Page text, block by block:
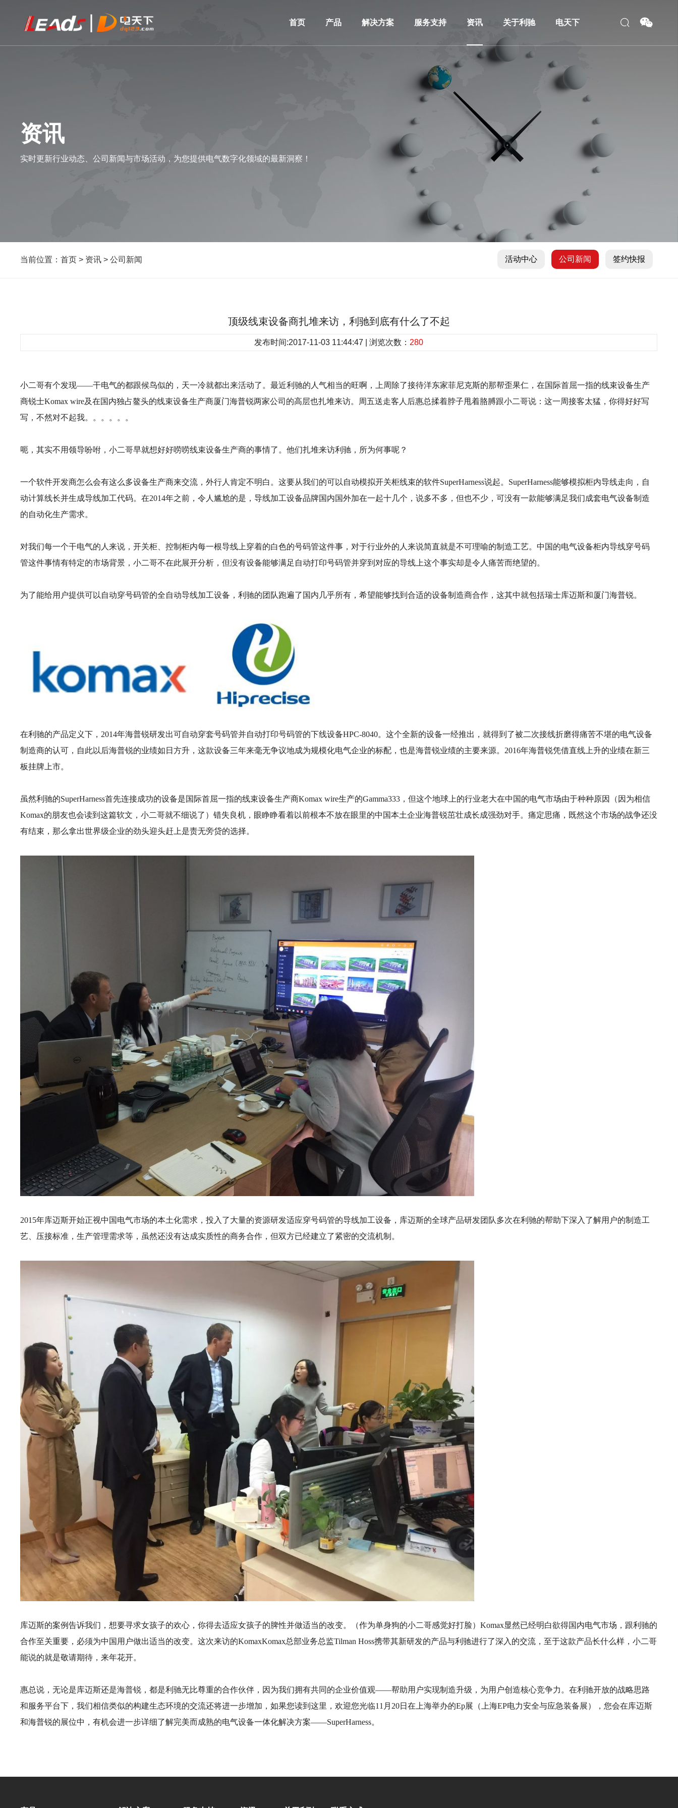
首页 产品 解决方案 服务支持 资讯 关于利驰 电天下
资讯
实时更新行业动态、公司新闻与市场活动，为您提供电气数字化领域的最新洞察！
当前位置：首页 > 资讯 >公司新闻 活动中心 公司新闻 签约快报
顶级线束设备商扎堆来访，利驰到底有什么了不起
发布时间:2017-11-03 11:44:47 | 浏览次数： 280
小二哥有个发现——干电气的都跟候鸟似的，天一冷就都出来活动了。最近利驰的人气相当的旺啊，上周除了接待洋东家菲尼克斯的那帮歪果仁，在国际首屈一指的线束设备生产
商锐士Komax wire及在国内独占鳌头的线束设备生产商厦门海普锐两家公司的高层也扎堆来访。周五送走客人后惠总揉着脖子甩着胳膊跟小二哥说：这一周接客太猛，你得好好写
写，不然对不起我。。。。。。
呃，其实不用领导吩咐，小二哥早就想好好唠唠线束设备生产商的事情了。他们扎堆来访利驰，所为何事呢？
一个软件开发商怎么会有这么多设备生产商来交流，外行人肯定不明白。这要从我们的可以自动模拟开关柜线束的软件SuperHarness说起。SuperHarness能够模拟柜内导线走向，自
动计算线长并生成导线加工代码。在2014年之前，令人尴尬的是，导线加工设备品牌国内国外加在一起十几个，说多不多，但也不少，可没有一款能够满足我们成套电气设备制造
的自动化生产需求。
对我们每一个干电气的人来说，开关柜、控制柜内每一根导线上穿着的白色的号码管这件事，对于行业外的人来说简直就是不可理喻的制造工艺。中国的电气设备柜内导线穿号码
管这件事情有特定的市场背景，小二哥不在此展开分析，但没有设备能够满足自动打印号码管并穿到对应的导线上这个事实却是令人痛苦而绝望的。
为了能给用户提供可以自动穿号码管的全自动导线加工设备，利驰的团队跑遍了国内几乎所有，希望能够找到合适的设备制造商合作，这其中就包括瑞士库迈斯和厦门海普锐。
在利驰的产品定义下，2014年海普锐研发出可自动穿套号码管并自动打印号码管的下线设备HPC-8040。这个全新的设备一经推出，就得到了被二次接线折磨得痛苦不堪的电气设备
制造商的认可，自此以后海普锐的业绩如日方升，这款设备三年来毫无争议地成为规模化电气企业的标配，也是海普锐业绩的主要来源。2016年海普锐凭借直线上升的业绩在新三
板挂牌上市。
虽然利驰的SuperHarness首先连接成功的设备是国际首屈一指的线束设备生产商Komax wire生产的Gamma333，但这个地球上的行业老大在中国的电气市场由于种种原因（因为相信
Komax的朋友也会读到这篇软文，小二哥就不细说了）错失良机，眼睁睁看着以前根本不放在眼里的中国本土企业海普锐茁壮成长成强劲对手。痛定思痛，既然这个市场的战争还没
有结束，那么拿出世界级企业的劲头迎头赶上是责无旁贷的选择。
2015年库迈斯开始正视中国电气市场的本土化需求，投入了大量的资源研发适应穿号码管的导线加工设备，库迈斯的全球产品研发团队多次在利驰的帮助下深入了解用户的制造工
艺、压接标准，生产管理需求等，虽然还没有达成实质性的商务合作，但双方已经建立了紧密的交流机制。
库迈斯的案例告诉我们，想要寻求女孩子的欢心，你得去适应女孩子的脾性并做适当的改变。（作为单身狗的小二哥感觉好打脸）Komax显然已经明白欲得国内电气市场，跟利驰的
合作至关重要，必须为中国用户做出适当的改变。这次来访的KomaxKomax总部业务总监Tilman Hoss携带其新研发的产品与利驰进行了深入的交流，至于这款产品长什么样，小二哥
能说的就是敬请期待，来年花开。
惠总说，无论是库迈斯还是海普锐，都是利驰无比尊重的合作伙伴，因为我们拥有共同的企业价值观——帮助用户实现制造升级，为用户创造核心竞争力。在利驰开放的战略思路
和服务平台下，我们相信类似的构建生态环境的交流还将进一步增加，如果您读到这里，欢迎您光临11月20日在上海举办的Ep展（上海EP电力安全与应急装备展），您会在库迈斯
和海普锐的展位中，有机会进一步详细了解完美而成熟的电气设备一体化解决方案——SuperHarness。